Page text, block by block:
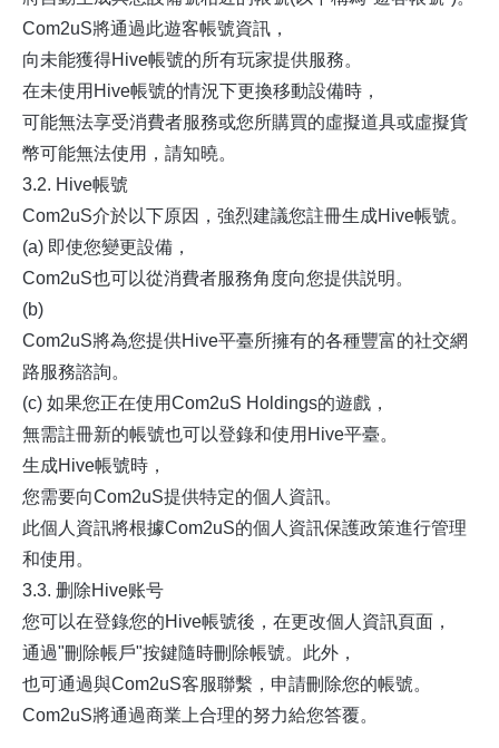
Com2uS將通過此遊客帳號資訊，
向未能獲得Hive帳號的所有玩家提供服務。
在未使用Hive帳號的情況下更換移動設備時，
可能無法享受消費者服務或您所購買的虛擬道具或虛擬貨
幣可能無法使用，請知曉。
3.2. Hive帳號
Com2uS介於以下原因，強烈建議您註冊生成Hive帳號。
(a) 即使您變更設備，
Com2uS也可以從消費者服務角度向您提供説明。
(b)
Com2uS將為您提供Hive平臺所擁有的各種豐富的社交網
路服務諮詢。
(c) 如果您正在使用Com2uS Holdings的遊戲，
無需註冊新的帳號也可以登錄和使用Hive平臺。
生成Hive帳號時，
您需要向Com2uS提供特定的個人資訊。
此個人資訊將根據Com2uS的個人資訊保護政策進行管理
和使用。
3.3. 删除Hive账号
您可以在登錄您的Hive帳號後，在更改個人資訊頁面，
通過"刪除帳戶"按鍵隨時刪除帳號。此外，
也可通過與Com2uS客服聯繫，申請刪除您的帳號。
Com2uS將通過商業上合理的努力給您答覆。